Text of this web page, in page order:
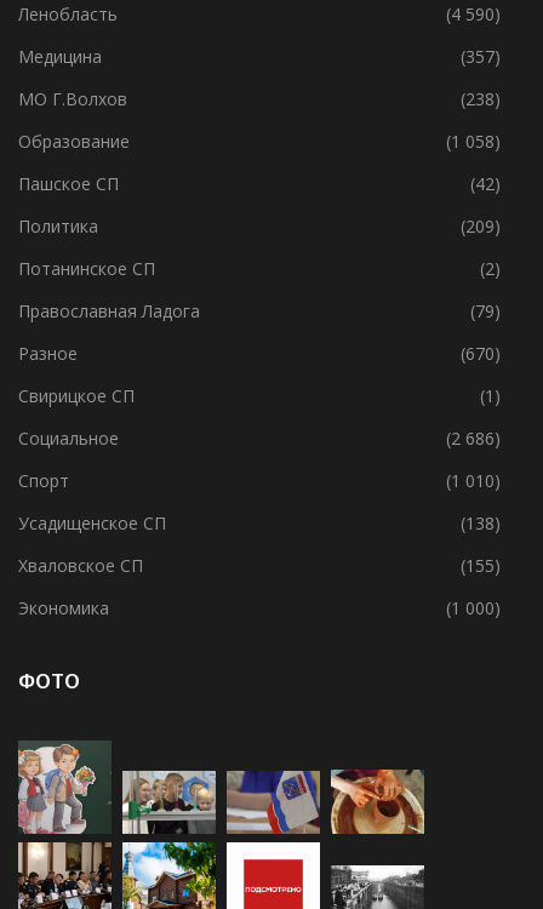
Ленобласть
(4 590)
Медицина
(357)
МО Г.Волхов
(238)
Образование
(1 058)
Пашское СП
(42)
Политика
(209)
Потанинское СП
(2)
Православная Ладога
(79)
Разное
(670)
Свирицкое СП
(1)
Социальное
(2 686)
Спорт
(1 010)
Усадищенское СП
(138)
Хваловское СП
(155)
Экономика
(1 000)
ФОТО